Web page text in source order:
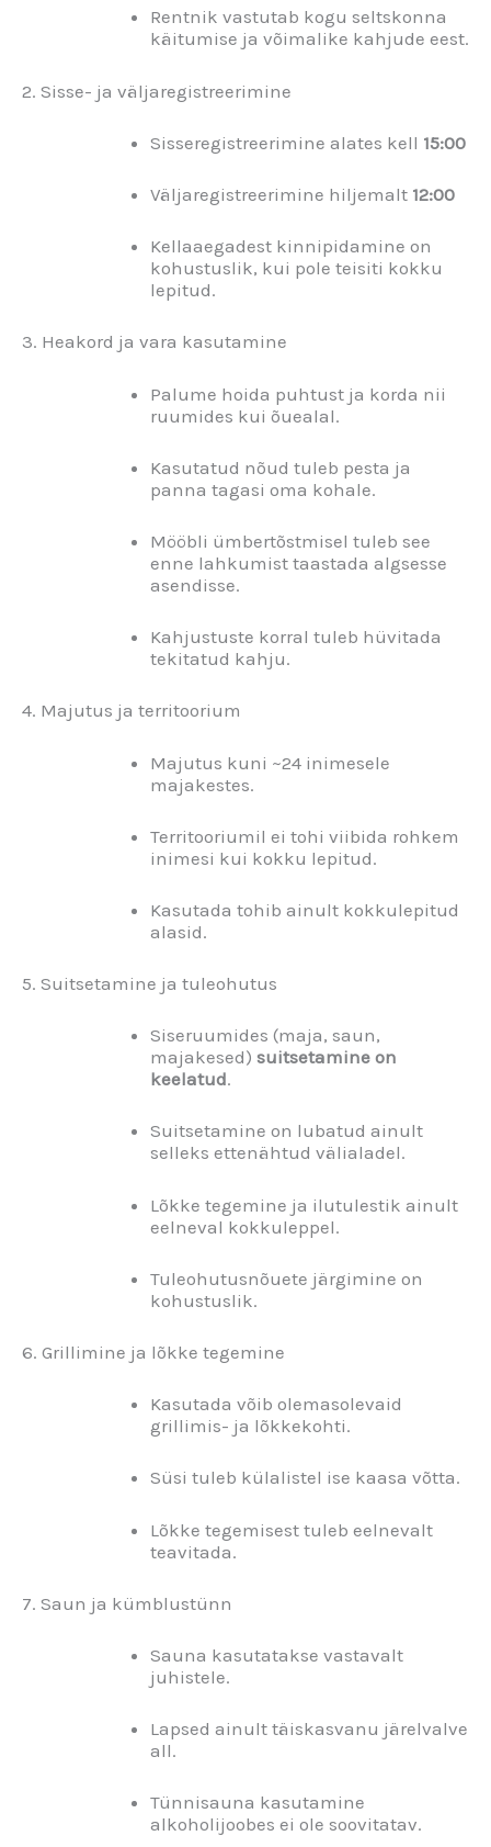
Rentnik vastutab kogu seltskonna
käitumise ja võimalike kahjude eest.
2. Sisse- ja väljaregistreerimine
Sisseregistreerimine alates kell 15:00
Väljaregistreerimine hiljemalt 12:00
Kellaaegadest kinnipidamine on
kohustuslik, kui pole teisiti kokku
lepitud.
3. Heakord ja vara kasutamine
Palume hoida puhtust ja korda nii
ruumides kui õuealal.
Kasutatud nõud tuleb pesta ja
panna tagasi oma kohale.
Mööbli ümbertõstmisel tuleb see
enne lahkumist taastada algsesse
asendisse.
Kahjustuste korral tuleb hüvitada
tekitatud kahju.
4. Majutus ja territoorium
Majutus kuni ~24 inimesele
majakestes.
Territooriumil ei tohi viibida rohkem
inimesi kui kokku lepitud.
Kasutada tohib ainult kokkulepitud
alasid.
5. Suitsetamine ja tuleohutus
Siseruumides (maja, saun,
majakesed) suitsetamine on
keelatud.
Suitsetamine on lubatud ainult
selleks ettenähtud välialadel.
Lõkke tegemine ja ilutulestik ainult
eelneval kokkuleppel.
Tuleohutusnõuete järgimine on
kohustuslik.
6. Grillimine ja lõkke tegemine
Kasutada võib olemasolevaid
grillimis- ja lõkkekohti.
Süsi tuleb külalistel ise kaasa võtta.
Lõkke tegemisest tuleb eelnevalt
teavitada.
7. Saun ja kümblustünn
Sauna kasutatakse vastavalt
juhistele.
Lapsed ainult täiskasvanu järelvalve
all.
Tünnisauna kasutamine
alkoholijoobes ei ole soovitatav.